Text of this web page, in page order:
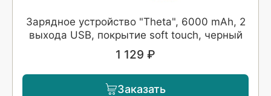
Зарядное устройство "Theta", 6000 mAh, 2
выхода USB, покрытие soft touch, черный
1 129 ₽
Заказать